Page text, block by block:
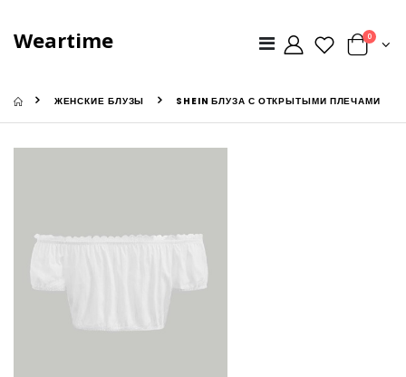
Weartime 0
ЖЕНСКИЕ БЛУЗЫ SHEIN БЛУЗА С ОТКРЫТЫМИ ПЛЕЧАМИ